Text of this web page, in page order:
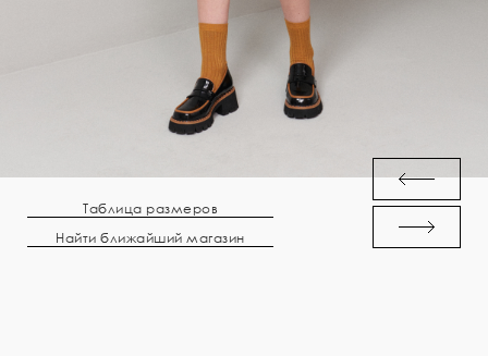
Таблица размеров
Найти ближайший магазин